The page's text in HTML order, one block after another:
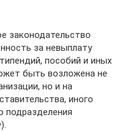
законодательство
за невыплату
пособий и иных
быть возложена не
но и на
иного
подразделения